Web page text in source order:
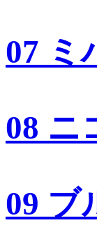
07 ミ
08 ニ
09 ブ